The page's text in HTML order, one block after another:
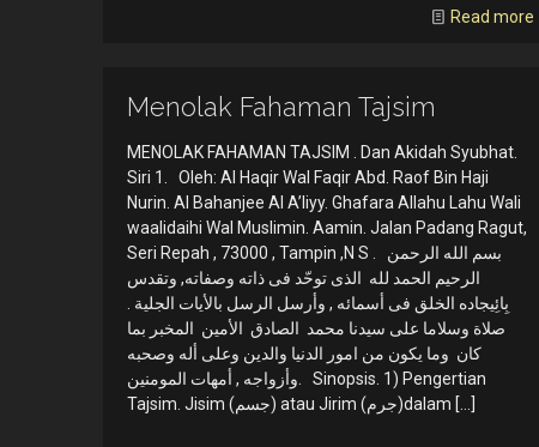
Read more
Menolak Fahaman Tajsim
MENOLAK FAHAMAN TAJSIM . Dan Akidah Syubhat.
Siri 1. Oleh: Al Haqir Wal Faqir Abd. Raof Bin Haji
Nurin. Al Bahanjee Al A’liyy. Ghafara Allahu Lahu Wali
waalidaihi Wal Muslimin. Aamin. Jalan Padang Ragut,
Seri Repah , 73000 , Tampin ,N S . بسم الله الرحمن
الرحيم الحمد لله الذى توحّد فى ذاته وصفاته, وتقدس
بِائِيجاده الخلق فى أسمائه , وأرسل الرسل بالأيات الجلية .
صلاة وسلاما على سيدنا محمد الصادق الأمين المخبر بما
كان وما يكون من امور الدنيا والدين وعلى أله وصحبه
وأزواجه , أمهات المومنين. Sinopsis. 1) Pengertian
Tajsim. Jisim (جسم) atau Jirim (جرم)dalam […]